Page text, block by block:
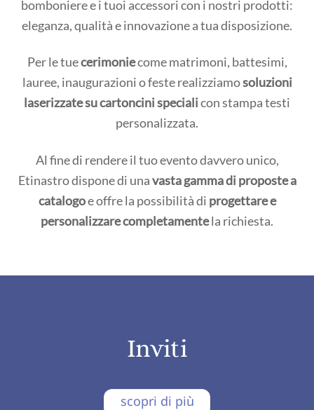
bomboniere e i tuoi accessori con i nostri prodotti:
eleganza, qualità e innovazione a tua disposizione.
Per le tuecerimoniecome matrimoni, battesimi,
lauree, inaugurazioni o feste realizziamosoluzioni
laserizzate su cartoncini specialicon stampa testi
personalizzata.
Al fine di rendere il tuo evento davvero unico,
Etinastro dispone di unavasta gamma di proposte a
catalogoe offre la possibilità di progettare e
personalizzare completamentela richiesta.
Inviti
scopri di più